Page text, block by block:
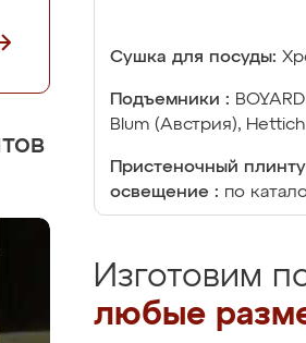
Сушка для посуды:
Подъемники :
Blum (Австрия),
Пристеночный
освещение : по
Изготовим
любые